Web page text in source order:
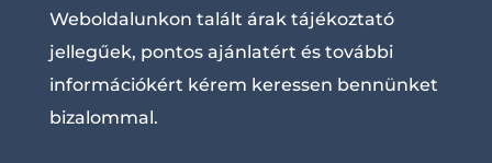
Weboldalunkon talált árak tájékoztató
jellegűek, pontos ajánlatért és további
információkért kérem keressen bennünket
bizalommal.